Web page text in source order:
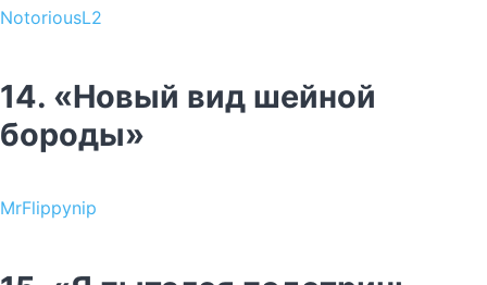
NotoriousL2
14. «Новый вид шейной
бороды»
MrFlippynip